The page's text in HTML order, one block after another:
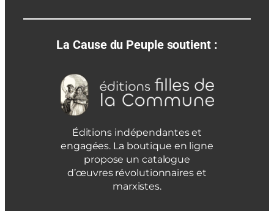
La Cause du Peuple soutient :
Éditions indépendantes et
engagées. La boutique en ligne
propose un catalogue
d’œuvres révolutionnaires et
marxistes.